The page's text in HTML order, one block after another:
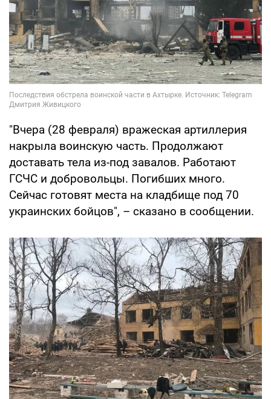
"Вчера (28 февраля) вражеская артиллерия
накрыла воинскую часть. Продолжают
доставать тела из-под завалов. Работают
ГСЧС и добровольцы. Погибших много.
Сейчас готовят места на кладбище под 70
украинских бойцов", – сказано в сообщении.